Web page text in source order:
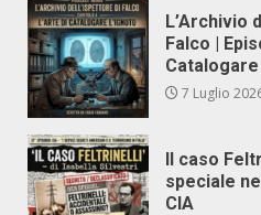
L’Archivio
Falco |
Catalogare
7 Luglio
Il caso
speciale
CIA